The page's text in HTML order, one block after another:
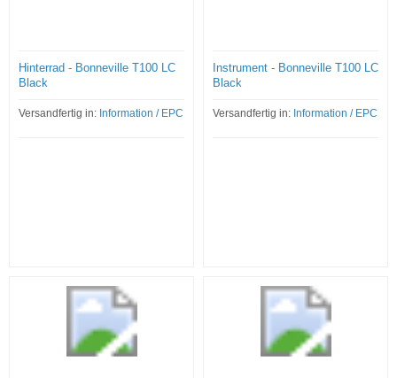
Hinterrad - Bonneville T100 LC
Black
Versandfertig in: Information / EPC
Instrument - Bonneville T100 LC
Black
Versandfertig in: Information / EPC